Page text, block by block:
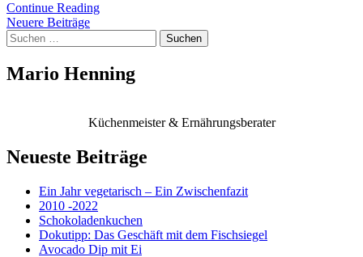
Continue Reading
Beitragsnavigation
Neuere Beiträge
Suchen
nach:
Mario Henning
Küchenmeister & Ernährungsberater
Neueste Beiträge
Ein Jahr vegetarisch – Ein Zwischenfazit
2010 -2022
Schokoladenkuchen
Dokutipp: Das Geschäft mit dem Fischsiegel
Avocado Dip mit Ei